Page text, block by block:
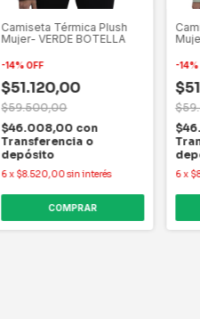
Camiseta Térmica Plush
Mujer- VERDE BOTELLA
-14%OFF
$51.120,00
$59.500,00
$46.008,00 con
Transferencia o
depósito
6x $8.520,00sin interés
COMPRAR
-14%
6x